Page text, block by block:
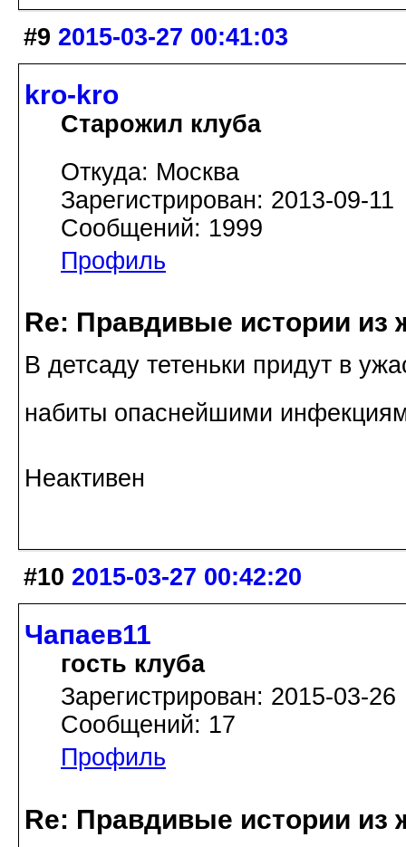
#9 2015-03-27 00:41:03
kro-kro
Старожил клуба
Откуда: Москва
Зарегистрирован: 2013-09-11
Сообщений: 1999
Профиль
Re: Правдивые истории из
В детсаду тетеньки придут в
набиты опаснейшими
Неактивен
#10 2015-03-27 00:42:20
Чапаев11
гость клуба
Зарегистрирован: 2015-03-26
Сообщений: 17
Профиль
Re: Правдивые истории из